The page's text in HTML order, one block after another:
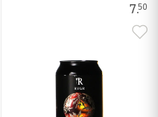
7.50